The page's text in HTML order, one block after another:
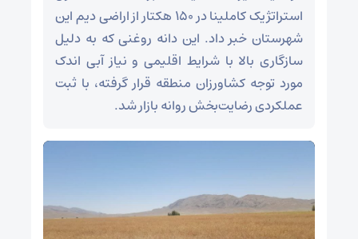
استراتژیک کاملینا در ۱۵۰ هکتار از اراضی دیم این
شهرستان خبر داد. این دانه روغنی که به دلیل
سازگاری بالا با شرایط اقلیمی و نیاز آبی اندک
مورد توجه کشاورزان منطقه قرار گرفته، با ثبت
عملکردی رضایت‌بخش روانه بازار شد.